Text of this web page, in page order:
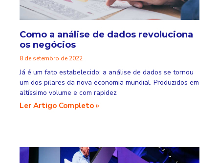
Como a análise de dados revoluciona
os negócios
8 de setembro de 2022
Já é um fato estabelecido: a análise de dados se tornou
um dos pilares da nova economia mundial. Produzidos em
altíssimo volume e com rapidez
Ler Artigo Completo »